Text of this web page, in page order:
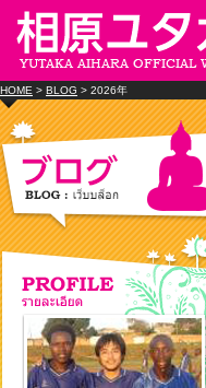
HOME > BLOG > 2026年